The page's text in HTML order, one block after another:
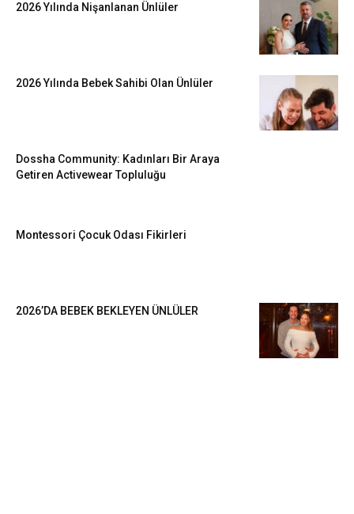
2026 Yılında Nişanlanan Ünlüler
2026 Yılında Bebek Sahibi Olan Ünlüler
Dossha Community: Kadınları Bir Araya
Getiren Activewear Topluluğu
Montessori Çocuk Odası Fikirleri
2026’DA BEBEK BEKLEYEN ÜNLÜLER